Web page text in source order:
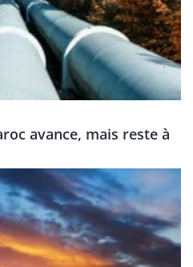
avance, mais reste à